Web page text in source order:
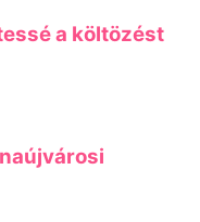
a költözést